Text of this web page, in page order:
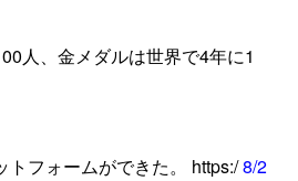
人、金メダルは世界で4年に1
フォームができた。 https:/8/2